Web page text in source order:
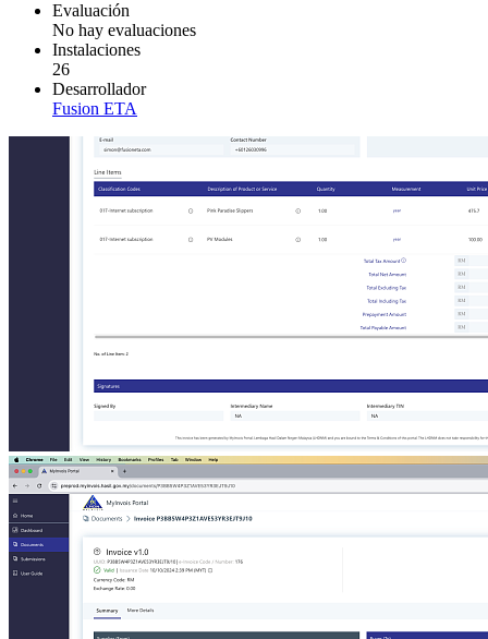
Evaluación
No hay evaluaciones
Instalaciones
26
Desarrollador
Fusion ETA